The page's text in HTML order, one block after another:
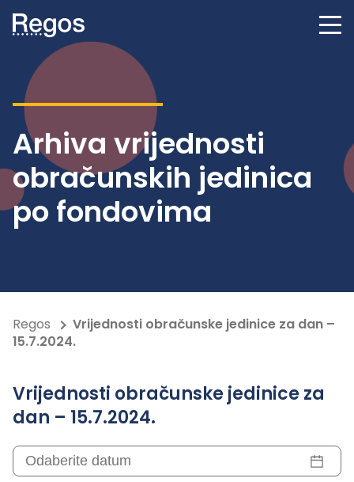
Arhiva vrijednosti
obračunskih jedinica
po fondovima
Regos
Vrijednosti obračunske jedinice za dan –
15.7.2024.
Vrijednosti obračunske jedinice za
dan – 15.7.2024.